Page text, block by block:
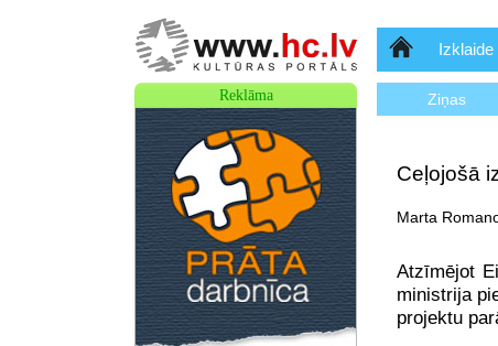
Sākumlapa
Izklaide
Ziņas
Ceļojošā
Marta
Atzīmējot
ministrija
projektu
Reklāma